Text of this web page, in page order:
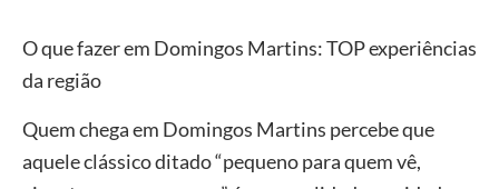
O que fazer em Domingos Martins: TOP experiências
da região
Quem chega em Domingos Martins percebe que
aquele clássico ditado “pequeno para quem vê,